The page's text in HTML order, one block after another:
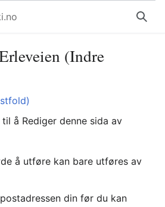
Søk
(Indre
å Rediger denne sida av
å utføre kan bare utføres av
din før du kan